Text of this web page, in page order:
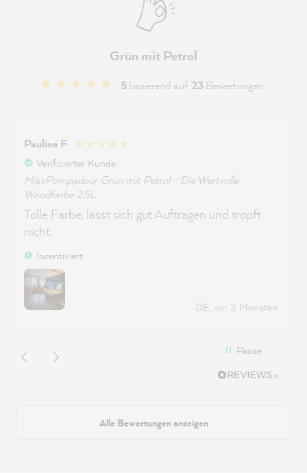
Grün mit Petrol
5basierend auf 23 Bewertungen
Paulina F
Verifizierter Kunde
MissPompadour Grün mit Petrol - Die Wertvolle
Wandfarbe 2.5L
Tolle Farbe, lässt sich gut Auftragen und tropft
nicht.
Incentiviert
DE, vor 2 Monaten
Pause
Alle Bewertungen anzeigen